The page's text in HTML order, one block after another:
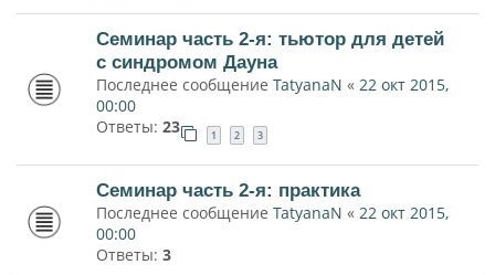
Семинар часть 2-я: тьютор для детей
с синдромом Дауна
Последнее сообщение TatyanaN « 22 окт 2015,
00:00
Ответы: 23 1 2 3
Семинар часть 2-я: практика
Последнее сообщение TatyanaN « 22 окт 2015,
00:00
Ответы: 3